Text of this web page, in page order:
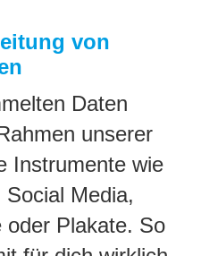
von
Daten
unserer
Instrumente wie
Media,
oder Plakate. So